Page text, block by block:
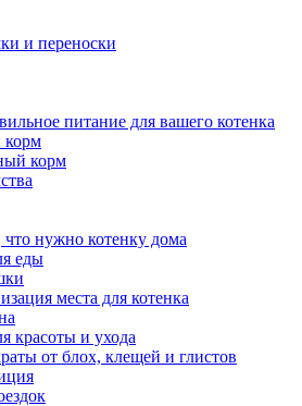
и переноски
питание для вашего котенка
корм
корм
что нужно котенку дома
еды
места для котенка
красоты и ухода
от блох, клещей и глистов